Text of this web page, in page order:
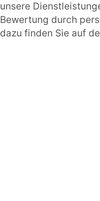
unsere
Bewertung durch
dazu finden Sie auf